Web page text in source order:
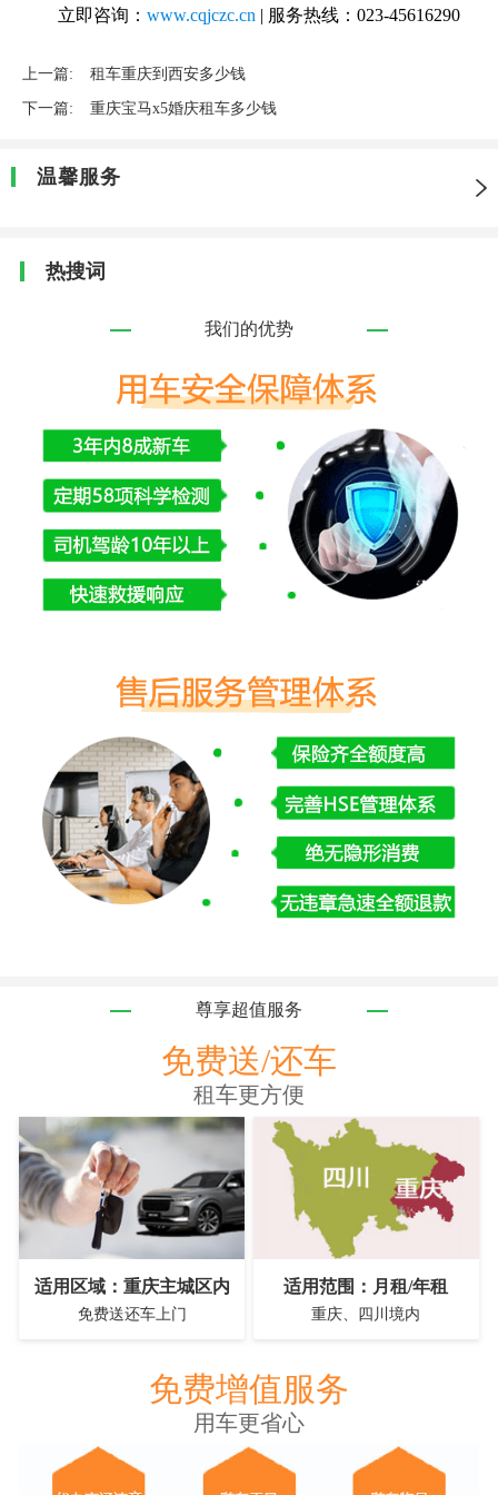
立即咨询： www.cqjczc.cn | 服务热线：023-45616290
上一篇: 租车重庆到西安多少钱
下一篇: 重庆宝马x5婚庆租车多少钱
温馨服务
热搜词
我们的优势
尊享超值服务
免费送/还车
租车更方便
适用区域：重庆主城区内
免费送还车上门
适用范围：月租/年租
重庆、四川境内
免费增值服务
用车更省心